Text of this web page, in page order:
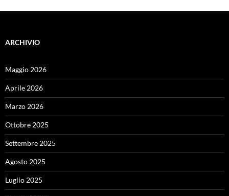
ARCHIVIO
Maggio 2026
Aprile 2026
Marzo 2026
Ottobre 2025
Settembre 2025
Agosto 2025
Luglio 2025